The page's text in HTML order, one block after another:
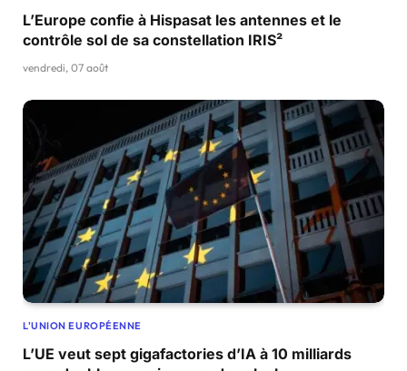
L’Europe confie à Hispasat les antennes et le
contrôle sol de sa constellation IRIS²
vendredi, 07 août
L'UNION EUROPÉENNE
L’UE veut sept gigafactories d’IA à 10 milliards